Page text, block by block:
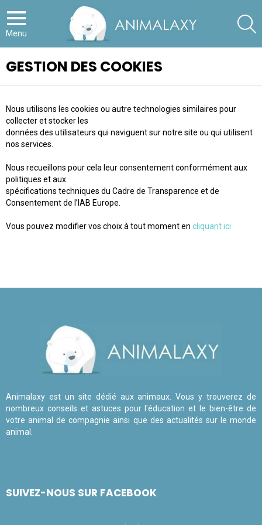
Menu
GESTION DES COOKIES
Nous utilisons les cookies ou autre technologies similaires pour
collecter et stocker les
données des utilisateurs qui naviguent sur notre site ou qui utilisent
nos services.
Nous recueillons pour cela leur consentement conformément aux
politiques et aux
spécifications techniques du Cadre de Transparence et de
Consentement de l’IAB Europe.
Vous pouvez modifier vos choix à tout moment en cliquant ici
Animalaxy est un site dédié aux animaux. Vous y trouverez de
nombreux conseils et astuces pour l'éducation et le bien-être de
votre animal de compagnie ainsi que des actualités sur le monde
animal.
SUIVEZ-NOUS SUR FACEBOOK